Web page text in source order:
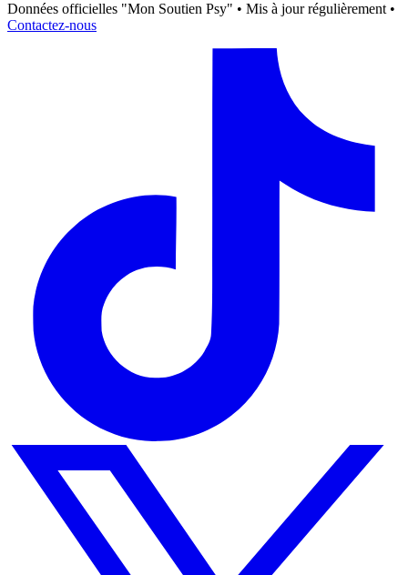
Données officielles "Mon Soutien Psy" • Mis à jour régulièrement •
Contactez-nous